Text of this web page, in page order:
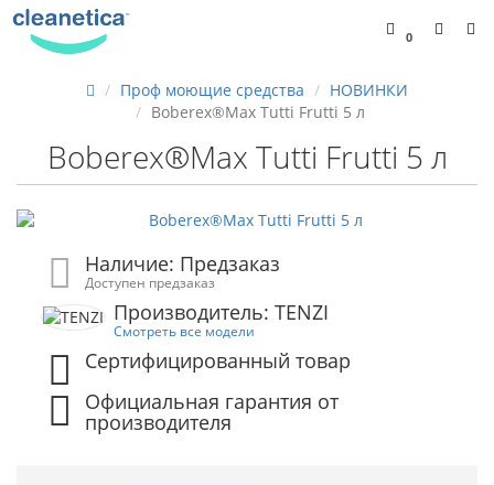
0
Проф моющие средства
НОВИНКИ
Boberex®Max Tutti Frutti 5 л
Boberex®Max Tutti Frutti 5 л
Наличие: Предзаказ
Доступен предзаказ
Производитель: TENZI
Смотреть все модели
Сертифицированный товар
Официальная гарантия от
производителя